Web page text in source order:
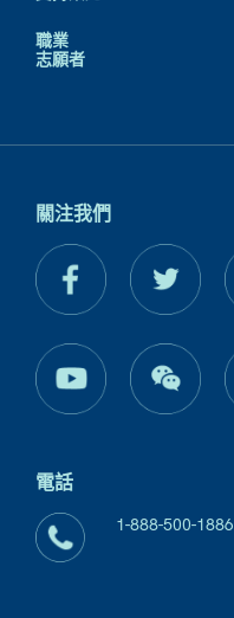
職業
志願者
關注我們
電話
1-888-500-1886